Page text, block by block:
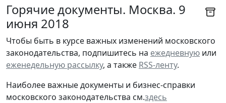
Горячие документы. Москва. 9
июня 2018
Чтобы быть в курсе важных изменений московского
законодательства, подпишитесь на ежедневную или
еженедельную рассылку, а также RSS-ленту.
Наиболее важные документы и бизнес-справки
московского законодательства см.здесь